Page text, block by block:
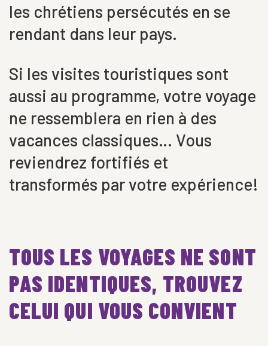
les chrétiens persécutés en se
rendant dans leur pays.
Si les visites touristiques sont
aussi au programme, votre voyage
ne ressemblera en rien à des
vacances classiques… Vous
reviendrez fortifiés et
transformés par votre expérience!
TOUS LES VOYAGES NE SONT
PAS IDENTIQUES, TROUVEZ
CELUI QUI VOUS CONVIENT